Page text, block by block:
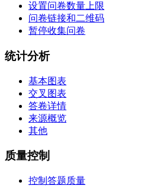
设置问卷数量上限
问卷链接和二维码
暂停收集问卷
统计分析
基本图表
交叉图表
答卷详情
来源概览
其他
质量控制
控制答题质量